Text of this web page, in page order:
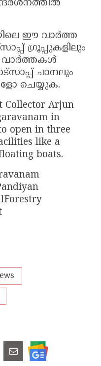
ഈ വാർത്ത
ഗ്രൂപ്പുകളിലും
ചാനലും
ചെയ്യുക.
Collector Arjun
in
open in three
like a
boats.